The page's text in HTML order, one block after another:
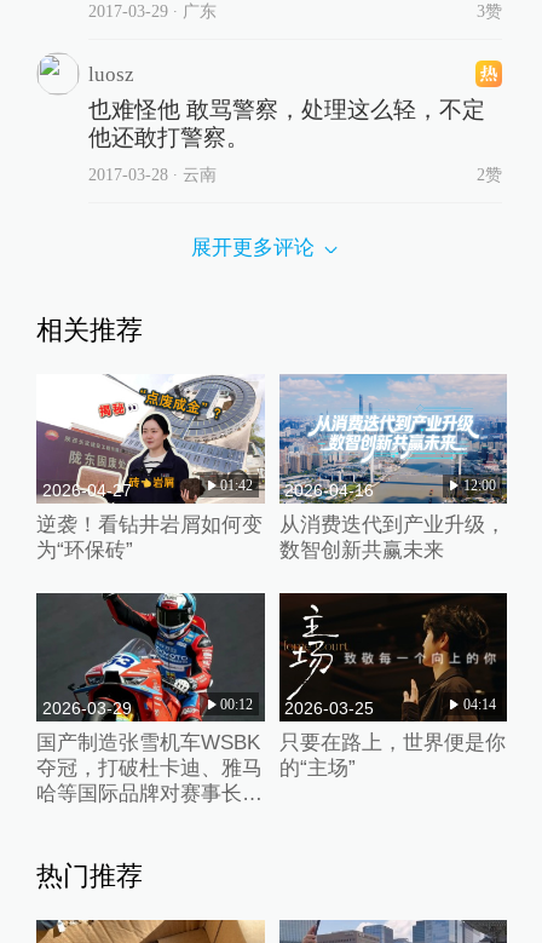
2017-03-29∙ 广东 3赞
luosz
也难怪他 敢骂警察，处理这么轻，不定
他还敢打警察。
2017-03-28∙ 云南 2赞
展开更多评论
相关推荐
2026-04-27 01:42
逆袭！看钻井岩屑如何变
为“环保砖”
2026-04-16 12:00
从消费迭代到产业升级，
数智创新共赢未来
2026-03-29 00:12
国产制造张雪机车WSBK
夺冠，打破杜卡迪、雅马
哈等国际品牌对赛事长期
2026-03-25 04:14
只要在路上，世界便是你
的“主场”
热门推荐